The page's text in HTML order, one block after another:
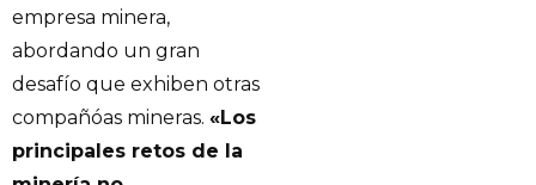
empresa minera,
abordando un gran
desafío que exhiben otras
compañóas mineras. «Los
principales retos de la